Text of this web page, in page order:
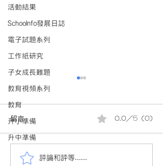
活動結果
Schoolnfo發展日誌
電子試題系列
工作紙研究
子女成長難題
教育視頻系列
教育
升小準備
升中準備
會員投稿(881)23/24小四
留言 0.0／5 (0)
評論和評等......